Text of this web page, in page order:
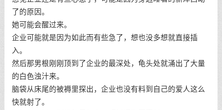
了的原因。
她可能会醒过来。
企业可能就是因为如此而有些急了，想也没多想就直接插
入。
然后那男根刚刚顶到了企业的最深处，龟头处就涌出了大量
的白色浊汁来。
脑袋从床尾的被褥里探出，企业也没有料到自己的爱人这么
快就射了。